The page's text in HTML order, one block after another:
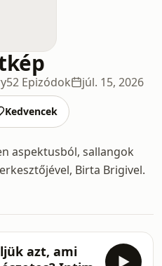
52 Epizódok júl. 15, 2026
Kedvencek
aspektusból, sallangok
Birta Brigivel.
azt, ami